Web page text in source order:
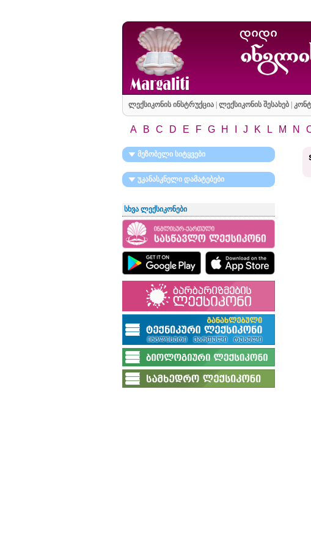
ლექსიკონის ინსტრუქცია| ლექსიკონის შესახებ|
A B C D E F G H J K L M N
მეზობელი სიტყვები
უკანასკნელი დამატებები
სხვა ლექსიკონები